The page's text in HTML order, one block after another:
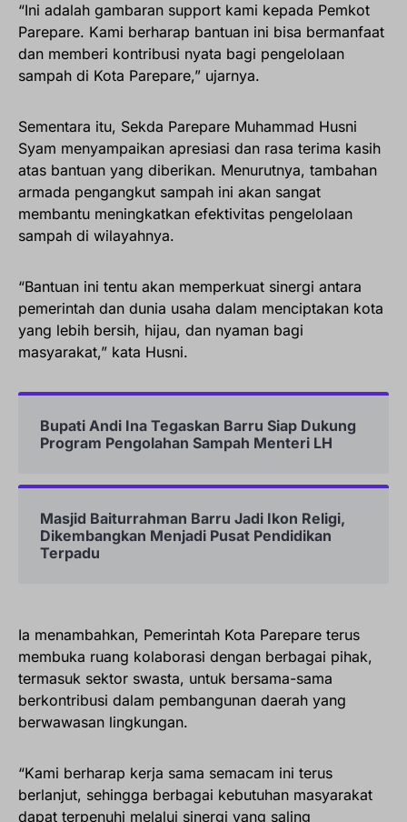
“Ini adalah gambaran support kami kepada Pemkot
Parepare. Kami berharap bantuan ini bisa bermanfaat
dan memberi kontribusi nyata bagi pengelolaan
sampah di Kota Parepare,” ujarnya.
Sementara itu, Sekda Parepare Muhammad Husni
Syam menyampaikan apresiasi dan rasa terima kasih
atas bantuan yang diberikan. Menurutnya, tambahan
armada pengangkut sampah ini akan sangat
membantu meningkatkan efektivitas pengelolaan
sampah di wilayahnya.
“Bantuan ini tentu akan memperkuat sinergi antara
pemerintah dan dunia usaha dalam menciptakan kota
yang lebih bersih, hijau, dan nyaman bagi
masyarakat,” kata Husni.
Bupati Andi Ina Tegaskan Barru Siap Dukung
Program Pengolahan Sampah Menteri LH
Masjid Baiturrahman Barru Jadi Ikon Religi,
Dikembangkan Menjadi Pusat Pendidikan
Terpadu
Ia menambahkan, Pemerintah Kota Parepare terus
membuka ruang kolaborasi dengan berbagai pihak,
termasuk sektor swasta, untuk bersama-sama
berkontribusi dalam pembangunan daerah yang
berwawasan lingkungan.
“Kami berharap kerja sama semacam ini terus
berlanjut, sehingga berbagai kebutuhan masyarakat
dapat terpenuhi melalui sinergi yang saling